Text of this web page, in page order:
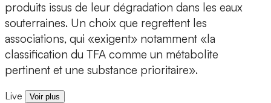
produits issus de leur dégradation dans les eaux
souterraines. Un choix que regrettent les
associations, qui «exigent» notamment «la
classification du TFA comme un métabolite
pertinent et une substance prioritaire».
Live Voir plus